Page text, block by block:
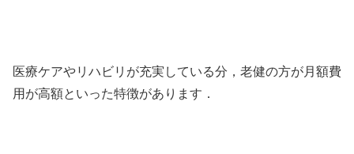
医療ケアやリハビリが充実している分，老健の方が月額費
用が高額といった特徴があります．